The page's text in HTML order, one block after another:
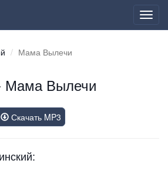
Мама Вылечи
Мама Вылечи
Скачать MP3